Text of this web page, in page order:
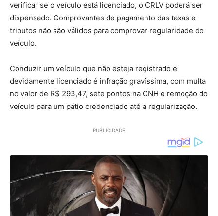
verificar se o veículo está licenciado, o CRLV poderá ser
dispensado. Comprovantes de pagamento das taxas e
tributos não são válidos para comprovar regularidade do
veículo.
Conduzir um veículo que não esteja registrado e
devidamente licenciado é infração gravíssima, com multa
no valor de R$ 293,47, sete pontos na CNH e remoção do
veículo para um pátio credenciado até a regularização.
PUBLICIDADE